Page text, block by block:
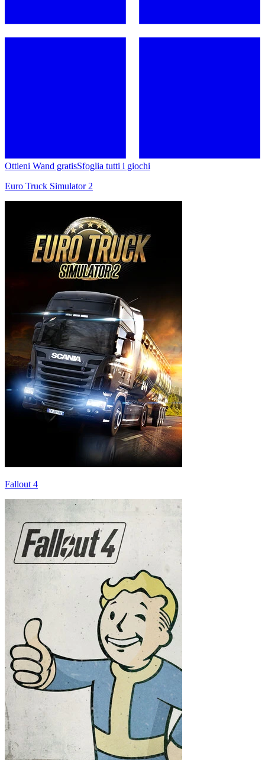
Ottieni Wand gratisSfoglia tutti i giochi
Euro Truck Simulator 2
Fallout 4